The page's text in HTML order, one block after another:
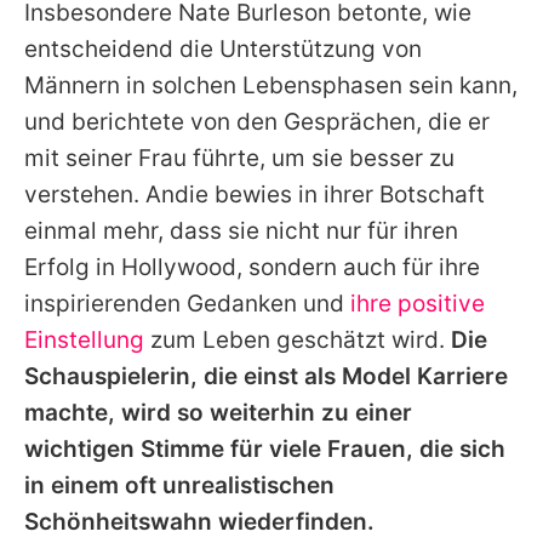
Insbesondere Nate Burleson betonte, wie
entscheidend die Unterstützung von
Männern in solchen Lebensphasen sein kann,
und berichtete von den Gesprächen, die er
mit seiner Frau führte, um sie besser zu
verstehen. Andie bewies in ihrer Botschaft
einmal mehr, dass sie nicht nur für ihren
Erfolg in Hollywood, sondern auch für ihre
inspirierenden Gedanken und ihre positive
Einstellung zum Leben geschätzt wird. Die
Schauspielerin, die einst als Model Karriere
machte, wird so weiterhin zu einer
wichtigen Stimme für viele Frauen, die sich
in einem oft unrealistischen
Schönheitswahn wiederfinden.